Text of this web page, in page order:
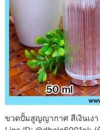
ขวดปั้มสูญญากาศ สีเงินเง